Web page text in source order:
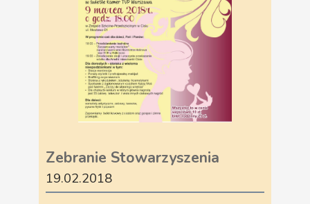
Zebranie Stowarzyszenia
19.02.2018